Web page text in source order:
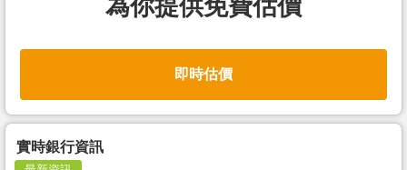
為你提供免費估價
即時估價
實時銀行資訊